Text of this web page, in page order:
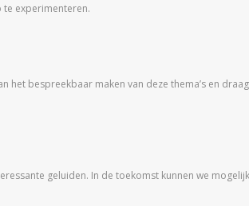
experimenteren.
bespreekbaar maken van deze thema’s en
geluiden. In de toekomst kunnen we